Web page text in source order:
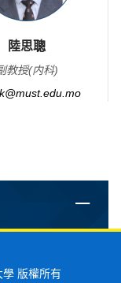
陸思聰
教授(内科)
版權所有